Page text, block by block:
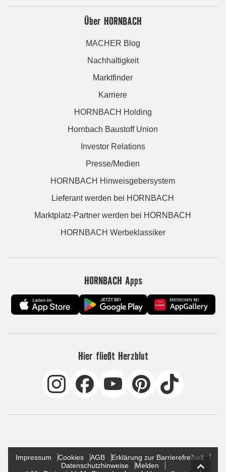
Über HORNBACH
MACHER Blog
Nachhaltigkeit
Marktfinder
Karriere
HORNBACH Holding
Hornbach Baustoff Union
Investor Relations
Presse/Medien
HORNBACH Hinweisgebersystem
Lieferant werden bei HORNBACH
Marktplatz-Partner werden bei HORNBACH
HORNBACH Werbeklassiker
HORNBACH Apps
Hier fließt Herzblut
Impressum Cookies AGB
Erklärung zur Barrierefreiheit
Datenschutzhinweise
Melden